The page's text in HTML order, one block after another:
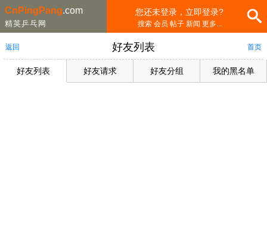
CnPingPang.com
精英乒乓网
您还未登录，立即登录?
搜索 会员 帖子 新闻 更多...
好友列表
返回 首页
好友列表 好友请求 好友分组 我的黑名单